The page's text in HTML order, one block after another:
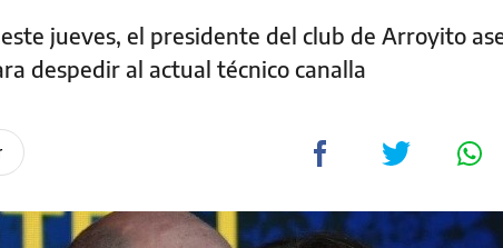
jueves, el presidente del club de Arroyito
despedir al actual técnico canalla